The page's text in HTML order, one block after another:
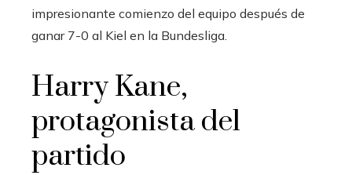
impresionante comienzo del equipo después de
ganar 7-0 al Kiel en la Bundesliga.
Harry Kane,
protagonista del
partido